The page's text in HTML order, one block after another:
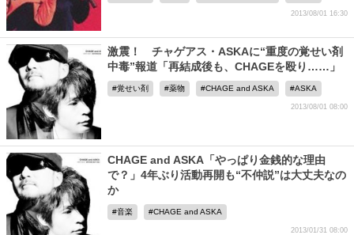
2013/08/01 16:30
激震！ チャゲアス・ASKAに“重度の覚せい剤
中毒”報道「再結成後も、CHAGEを殴り……」
覚せい剤 薬物 CHAGE and ASKA ASKA
2013/08/01 08:00
CHAGE and ASKA「やっぱり金銭的な理由
で？」4年ぶり活動再開も“不仲説”は大丈夫なの
か
音楽 CHAGE and ASKA
2013/01/31 08:00